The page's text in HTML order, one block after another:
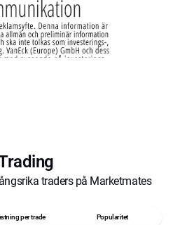
traders på Marketmates
per trade Popularitet